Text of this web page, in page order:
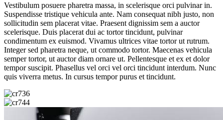
Vestibulum posuere pharetra massa, in scelerisque orci pulvinar in.
Suspendisse tristique vehicula ante. Nam consequat nibh justo, non
sollicitudin sem placerat vitae. Praesent dignissim sem a auctor
scelerisque. Duis placerat dui ac tortor tincidunt, pulvinar
condimentum ex euismod. Vivamus ultrices vitae tortor ut rutrum.
Integer sed pharetra neque, ut commodo tortor. Maecenas vehicula
semper tortor, ut auctor diam ornare ut. Pellentesque et ex et dolor
tempor suscipit. Phasellus vel orci vel orci tincidunt interdum. Nunc
quis viverra metus. In cursus tempor purus et tincidunt.